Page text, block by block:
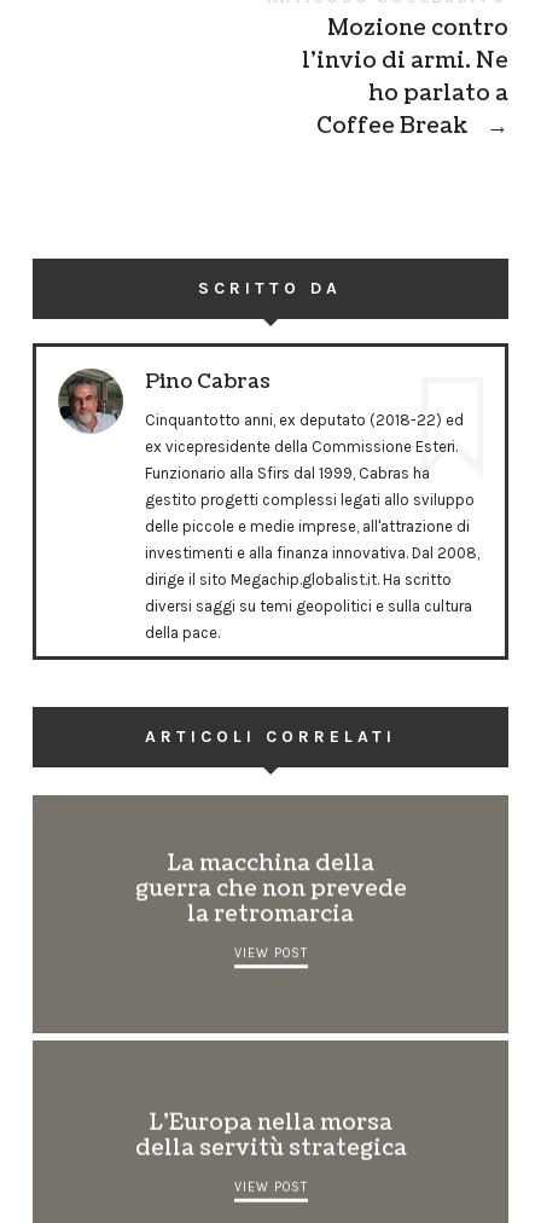
Mozione contro
l’invio di armi. Ne
ho parlato a
Coffee Break
→
SCRITTO DA
Pino Cabras
Cinquantotto anni, ex deputato (2018-22) ed
ex vicepresidente della Commissione Esteri.
Funzionario alla Sfirs dal 1999, Cabras ha
gestito progetti complessi legati allo sviluppo
delle piccole e medie imprese, all'attrazione di
investimenti e alla finanza innovativa. Dal 2008,
dirige il sito Megachip.globalist.it. Ha scritto
diversi saggi su temi geopolitici e sulla cultura
della pace.
ARTICOLI CORRELATI
La macchina della
guerra che non prevede
la retromarcia
VIEW POST
L’Europa nella morsa
della servitù strategica
VIEW POST